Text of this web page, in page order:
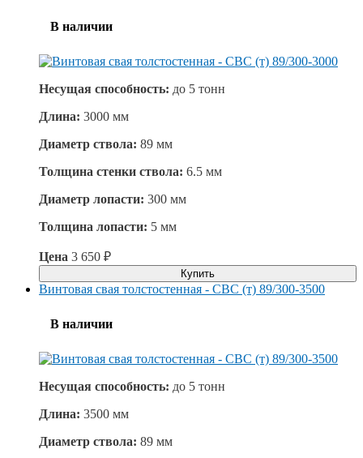
В наличии
Несущая способность: до 5 тонн
Длина: 3000 мм
Диаметр ствола: 89 мм
Толщина стенки ствола: 6.5 мм
Диаметр лопасти: 300 мм
Толщина лопасти: 5 мм
Цена 3 650 ₽
Купить
Винтовая свая толстостенная - СВС (т) 89/300-3500
В наличии
Несущая способность: до 5 тонн
Длина: 3500 мм
Диаметр ствола: 89 мм